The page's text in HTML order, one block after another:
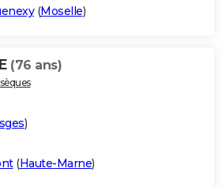
(Moselle)
(76 ans)
)
(Haute-Marne)